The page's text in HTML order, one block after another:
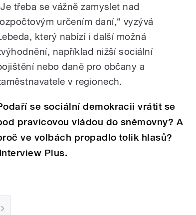
třeba se vážně zamyslet nad
určením daní,“ vyzývá
který nabízí i další možná
například nižší sociální
nebo daně pro občany a
v regionech.
se sociální demokracii vrátit se
pravicovou vládou do sněmovny? A
ve volbách propadlo tolik hlasů?
Plus.